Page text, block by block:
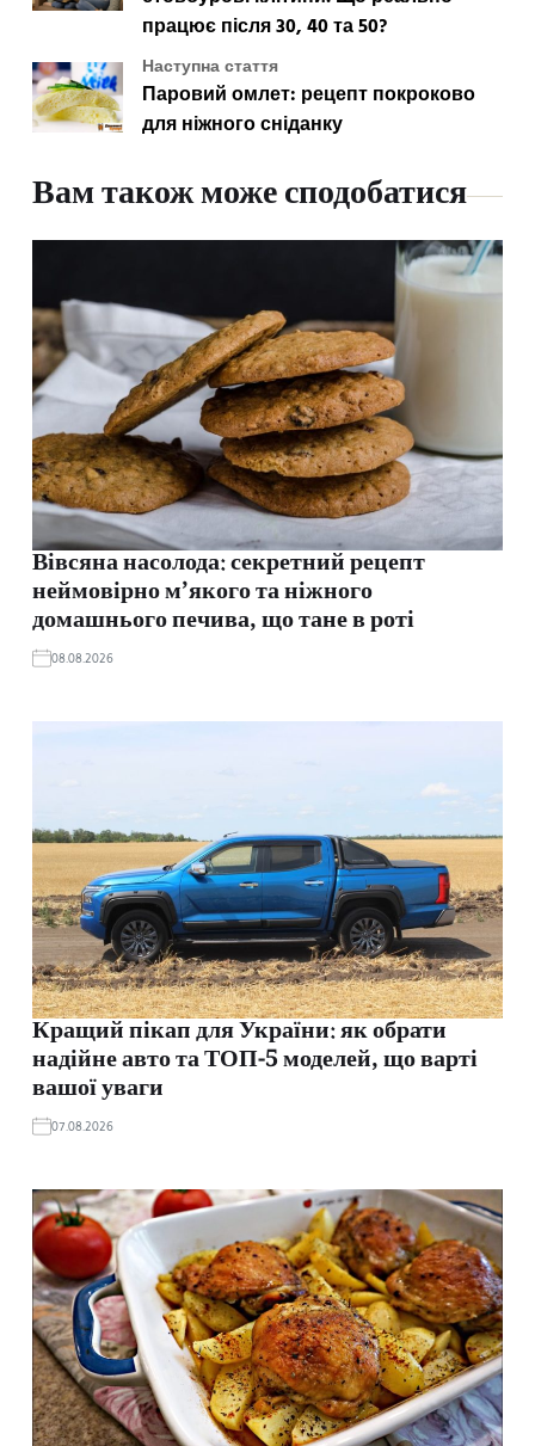
працює після 30, 40 та 50?
Наступна стаття
Паровий омлет: рецепт покроково
для ніжного сніданку
Вам також може сподобатися
Вівсяна насолода: секретний рецепт
неймовірно м’якого та ніжного
домашнього печива, що тане в роті
08.08.2026
Кращий пікап для України: як обрати
надійне авто та ТОП-5 моделей, що варті
вашої уваги
07.08.2026